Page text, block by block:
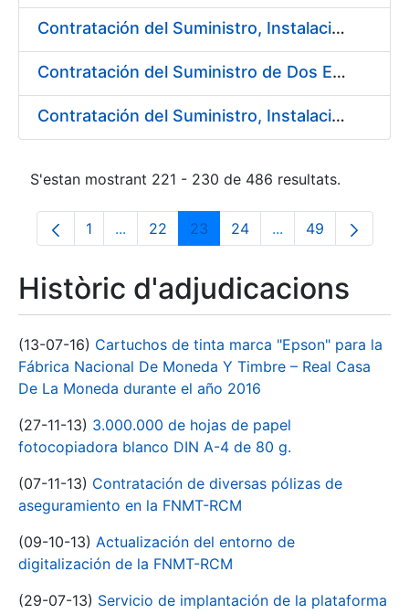
Contratación del Suministro, Instalación y Puesta en Marcha de Equipos y Sistemas de Seguridad para el nuevo edificio de la Fábrica de Papel, en Burgos, de la FNMT-RCM
Contratación del Suministro de Dos Enfriadoras de Agua para la Central de Producción EF-3 en la Fábrica Nacional de Moneda y Timbre-Real Casa de la Moneda
Contratación del Suministro, Instalación y Puesta en Marcha de los sistemas de Aire Acondicionado para nueva Máquina de Papel
S'estan mostrant 221 - 230 de 486 resultats.
Pàgina
1 ...Pàgines intermèdies Utilitzeu TAB per
Pàgina
22 Pàgina
23 Pàgina
24 ...PàginesPàgina
49
Històric d'adjudicacions
(13-07-16) Cartuchos de tinta marca "Epson" para la
Fábrica Nacional De Moneda Y Timbre – Real Casa
De La Moneda durante el año 2016
(27-11-13) 3.000.000 de hojas de papel
fotocopiadora blanco DIN A-4 de 80 g.
(07-11-13) Contratación de diversas pólizas de
aseguramiento en la FNMT-RCM
(09-10-13) Actualización del entorno de
digitalización de la FNMT-RCM
(29-07-13) Servicio de implantación de la plataforma